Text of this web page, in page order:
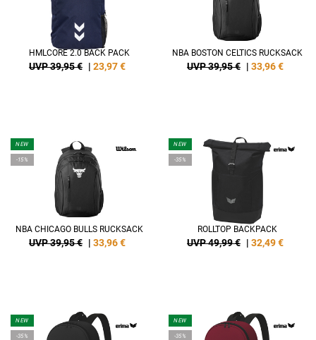
HMLCORE 2.0 BACK PACK
UVP 39,95 € | 23,97€
NBA BOSTON CELTICS RUCKSACK
UVP 39,95 € | 33,96€
NEW
-15%
NBA CHICAGO BULLS RUCKSACK
UVP 39,95 € | 33,96€
NEW
-35%
ROLLTOP BACKPACK
UVP 49,99 € | 32,49€
NEW
-35%
NEW
-35%